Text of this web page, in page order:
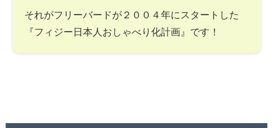
それがフリーバードが２００４年にスタートした
『フィジー日本人おしゃべり化計画』です！